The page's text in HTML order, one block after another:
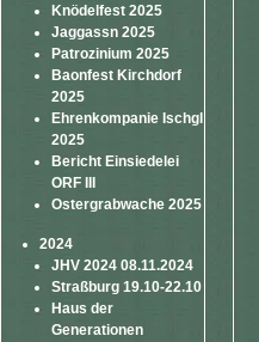
Knödelfest 2025
Jaggassn 2025
Patrozinium 2025
Baonfest Kirchdorf
2025
Ehrenkompanie Ischgl
2025
Bericht Einsiedelei
ORF III
Ostergrabwache 2025
2024
JHV 2024 08.11.2024
Straßburg 19.10-22.10
Haus der
Generationen